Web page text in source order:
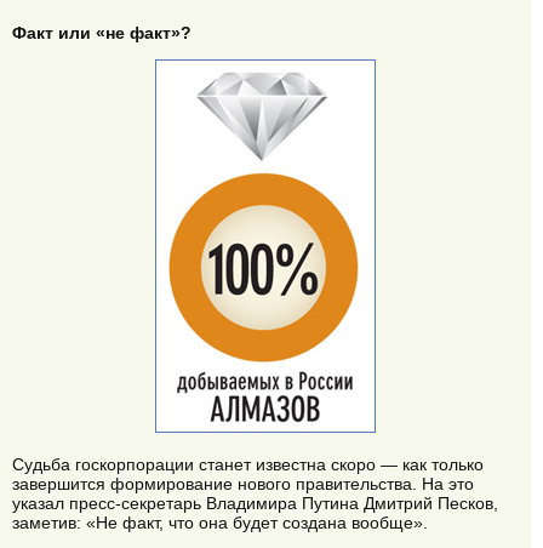
Факт или «не факт»?
Судьба госкорпорации станет известна скоро — как только
завершится формирование нового правительства. На это
указал пресс-секретарь Владимира Путина Дмитрий Песков,
заметив: «Не факт, что она будет создана вообще».